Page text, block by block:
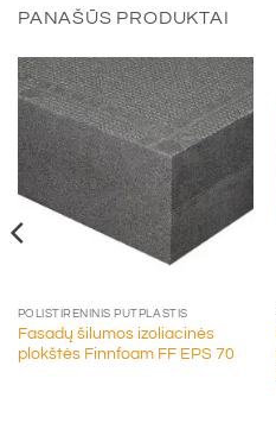
PANAŠŪS PRODUKTAI
POLISTIRENINIS PUTPLASTIS
Fasadų šilumos izoliacinės
plokštės Finnfoam FF EPS 70